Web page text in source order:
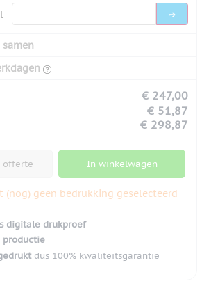
€ 247,00
€ 51,87
€ 298,87
offerte In winkelwagen
(nog) geen bedrukking geselecteerd
digitale drukproef
productie
dus 100% kwaliteitsgarantie